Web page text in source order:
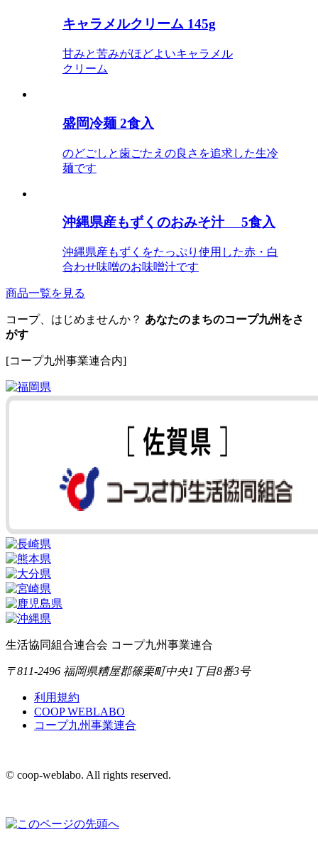
キャラメルクリーム 145g
甘みと苦みがほどよいキャラメル
クリーム
盛岡冷麺 2食入
のどごしと歯ごたえの良さを追求した生冷
麺です
沖縄県産もずくのおみそ汁 5食入
沖縄県産もずくをたっぷり使用した赤・白
合わせ味噌のお味噌汁です
商品一覧を見る
コープ、はじめませんか？ あなたのまちのコープ九州をさ
がす
[コープ九州事業連合内]
生活協同組合連合会 コープ九州事業連合
〒811-2496 福岡県糟屋郡篠栗町中央1丁目8番3号
利用規約
COOP WEBLABO
コープ九州事業連合
© coop-weblabo. All rights reserved.